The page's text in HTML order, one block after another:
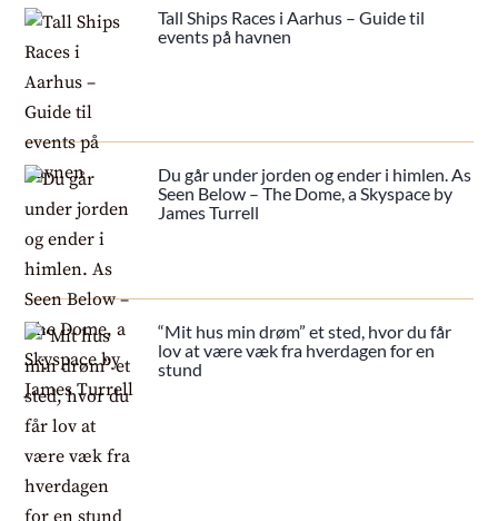
Tall Ships Races i Aarhus – Guide til
events på havnen
Du går under jorden og ender i himlen. As
Seen Below – The Dome, a Skyspace by
James Turrell
“Mit hus min drøm” et sted, hvor du får
lov at være væk fra hverdagen for en
stund